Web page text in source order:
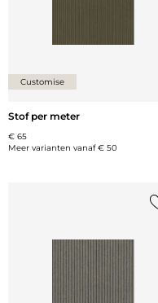
Customise
Stof per meter
€ 65
Meer varianten vanaf€ 50